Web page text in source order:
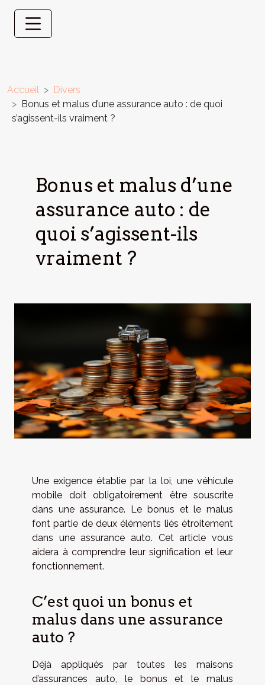
Accueil
Divers
Bonus et malus d’une assurance auto : de quoi
s’agissent-ils vraiment ?
Bonus et malus d’une
assurance auto : de
quoi s’agissent-ils
vraiment ?
Une exigence établie par la loi, une véhicule
mobile doit obligatoirement être souscrite
dans une assurance. Le bonus et le malus
font partie de deux éléments liés étroitement
dans une assurance auto. Cet article vous
aidera à comprendre leur signification et leur
fonctionnement.
C’est quoi un bonus et
malus dans une assurance
auto ?
Déjà appliqués par toutes les maisons
d’assurances auto, le bonus et le malus